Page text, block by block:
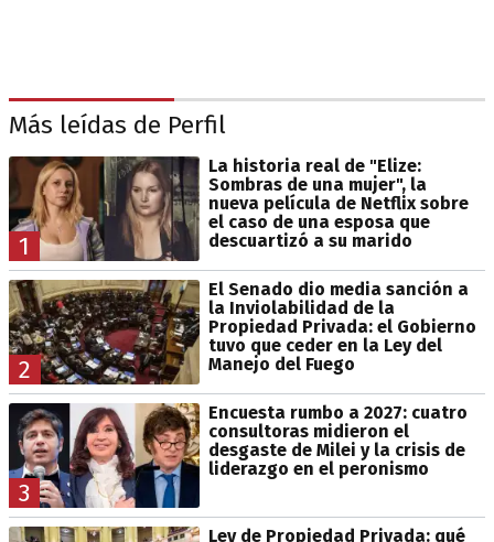
Más leídas de Perfil
1
La historia real de "Elize:
Sombras de una mujer", la
nueva película de Netflix sobre
el caso de una esposa que
descuartizó a su marido
2
El Senado dio media sanción a
la Inviolabilidad de la
Propiedad Privada: el Gobierno
tuvo que ceder en la Ley del
Manejo del Fuego
3
Encuesta rumbo a 2027: cuatro
consultoras midieron el
desgaste de Milei y la crisis de
liderazgo en el peronismo
Ley de Propiedad Privada: qué